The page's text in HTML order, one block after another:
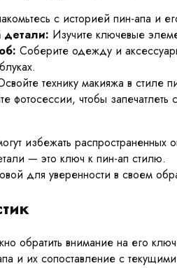
с историей пин-апа и
детали: Изучите ключевые
Соберите одежду и
технику макияжа в стиле
фотосессии, чтобы
избежать распространенных
— это ключ к пин-ап стилю.
для уверенности в своем
обратить внимание на его
и их сопоставление с